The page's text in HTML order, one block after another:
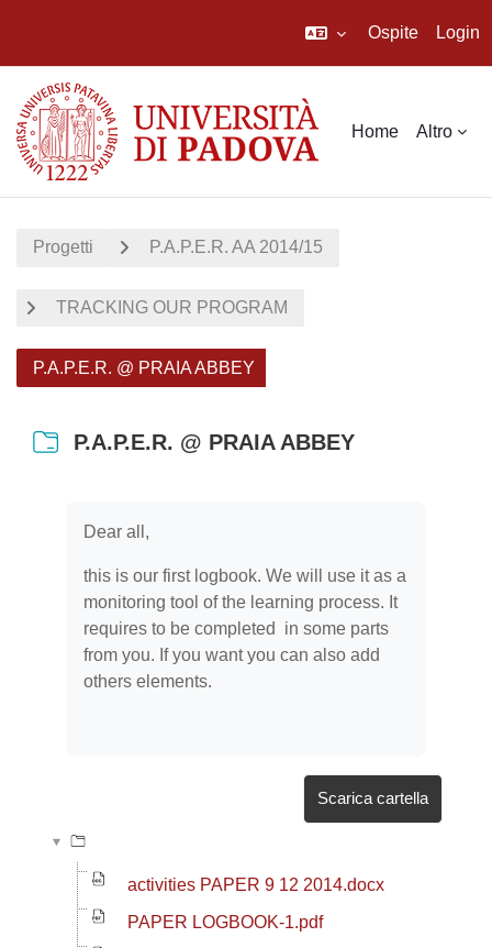
Ospite Login
Home Altro
Progetti P.A.P.E.R. AA 2014/15
TRACKING OUR PROGRAM
P.A.P.E.R. @ PRAIA ABBEY
P.A.P.E.R. @ PRAIA ABBEY
Dear all,
this is our first logbook. We will use it as a
monitoring tool of the learning process. It
requires to be completed in some parts
from you. If you want you can also add
others elements.
Scarica cartella
activities PAPER 9 12 2014.docx
PAPER LOGBOOK-1.pdf